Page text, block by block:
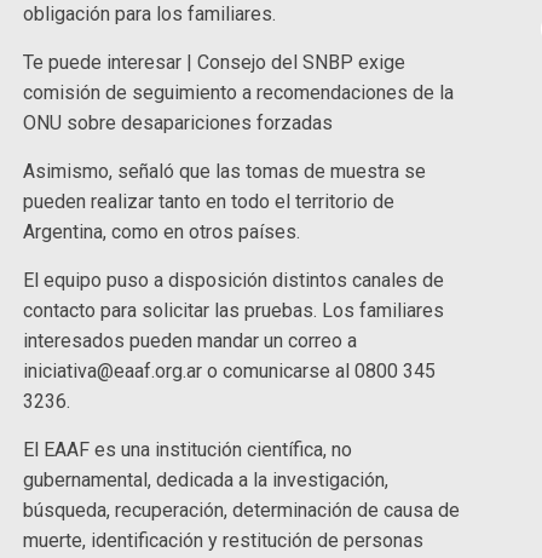
obligación para los familiares.
Te puede interesar | Consejo del SNBP exige
comisión de seguimiento a recomendaciones de la
ONU sobre desapariciones forzadas
Asimismo, señaló que las tomas de muestra se
pueden realizar tanto en todo el territorio de
Argentina, como en otros países.
El equipo puso a disposición distintos canales de
contacto para solicitar las pruebas. Los familiares
interesados pueden mandar un correo a
iniciativa@eaaf.org.ar o comunicarse al 0800 345
3236.
El EAAF es una institución científica, no
gubernamental, dedicada a la investigación,
búsqueda, recuperación, determinación de causa de
muerte, identificación y restitución de personas